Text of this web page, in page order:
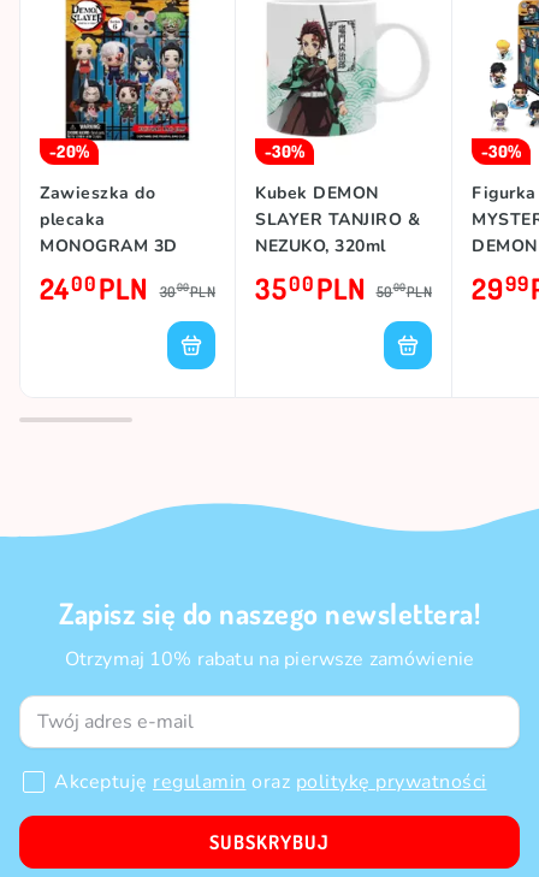
-20%
Zawieszka do
plecaka
MONOGRAM 3D
BLIND PACK
DEMON SLAYER
2400PLN 3000PLN
-30%
Kubek DEMON
SLAYER TANJIRO &
NEZUKO, 320ml
3500PLN 5000PLN
-30%
Figurka
2999
Zapisz się do naszego newslettera!
Otrzymaj 10% rabatu na pierwsze zamówienie
Akceptuję regulamin oraz politykę prywatności
SUBSKRYBUJ